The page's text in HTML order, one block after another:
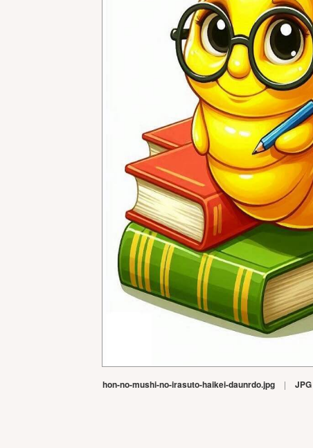
hon-no-mushi-no-irasuto-haikei-daunrdo.jpg | JPG